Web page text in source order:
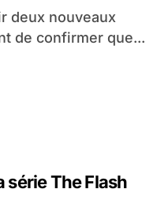
de confirmer que...
série The Flash